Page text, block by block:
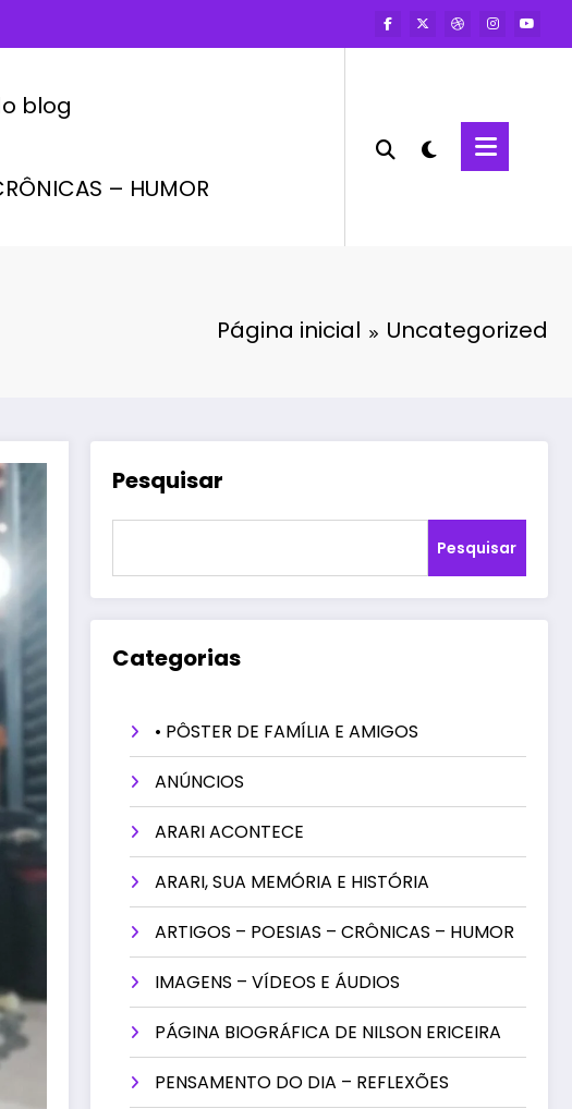
blog
– HUMOR
Página inicial Uncategorized
Pesquisar
Pesquisar
Categorias
• PÔSTER DE FAMÍLIA E AMIGOS
ANÚNCIOS
ARARI ACONTECE
ARARI, SUA MEMÓRIA E HISTÓRIA
ARTIGOS – POESIAS – CRÔNICAS – HUMOR
IMAGENS – VÍDEOS E ÁUDIOS
PÁGINA BIOGRÁFICA DE NILSON ERICEIRA
PENSAMENTO DO DIA – REFLEXÕES